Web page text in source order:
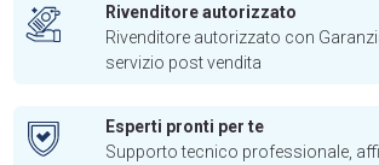
Rivenditore autorizzato
Rivenditore autorizzato con
servizio post vendita
Esperti pronti per te
Supporto tecnico professionale,